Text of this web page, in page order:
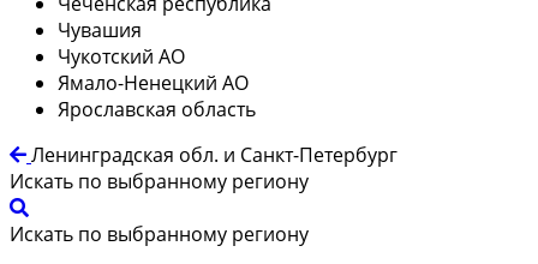
Чувашия
Чукотский АО
Ямало-Ненецкий АО
Ярославская область
Ленинградская обл. и Санкт-Петербург
Искать по выбранному региону
Искать по выбранному региону